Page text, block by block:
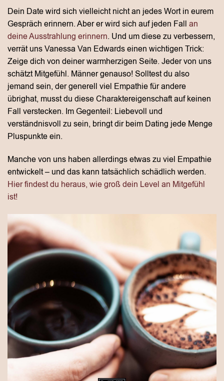
Dein Date wird sich vielleicht nicht an jedes Wort in eurem
Gespräch erinnern. Aber er wird sich auf jeden Fall an
deine Ausstrahlung erinnern. Und um diese zu verbessern,
verrät uns Vanessa Van Edwards einen wichtigen Trick:
Zeige dich von deiner warmherzigen Seite. Jeder von uns
schätzt Mitgefühl. Männer genauso! Solltest du also
jemand sein, der generell viel Empathie für andere
übrighat, musst du diese Charaktereigenschaft auf keinen
Fall verstecken. Im Gegenteil: Liebevoll und
verständnisvoll zu sein, bringt dir beim Dating jede Menge
Pluspunkte ein.
Manche von uns haben allerdings etwas zu viel Empathie
entwickelt – und das kann tatsächlich schädlich werden.
Hier findest du heraus, wie groß dein Level an Mitgefühl
ist!